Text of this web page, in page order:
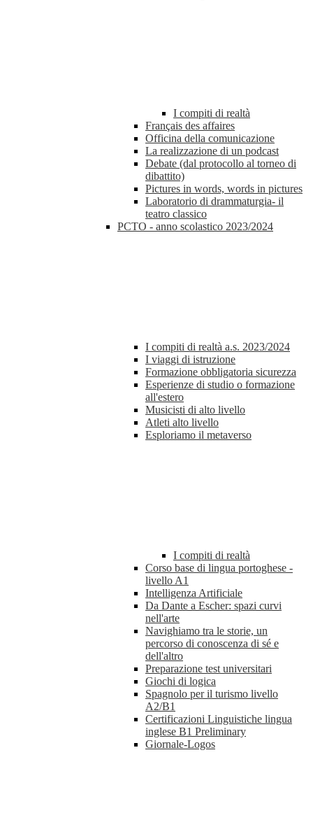
I compiti di realtà
Français des affaires
Officina della comunicazione
La realizzazione di un podcast
Debate (dal protocollo al torneo di
dibattito)
Pictures in words, words in pictures
Laboratorio di drammaturgia- il
teatro classico
PCTO - anno scolastico 2023/2024
I compiti di realtà a.s. 2023/2024
I viaggi di istruzione
Formazione obbligatoria sicurezza
Esperienze di studio o formazione
all'estero
Musicisti di alto livello
Atleti alto livello
Esploriamo il metaverso
I compiti di realtà
Corso base di lingua portoghese -
livello A1
Intelligenza Artificiale
Da Dante a Escher: spazi curvi
nell'arte
Navighiamo tra le storie, un
percorso di conoscenza di sé e
dell'altro
Preparazione test universitari
Giochi di logica
Spagnolo per il turismo livello
A2/B1
Certificazioni Linguistiche lingua
inglese B1 Preliminary
Giornale-Logos